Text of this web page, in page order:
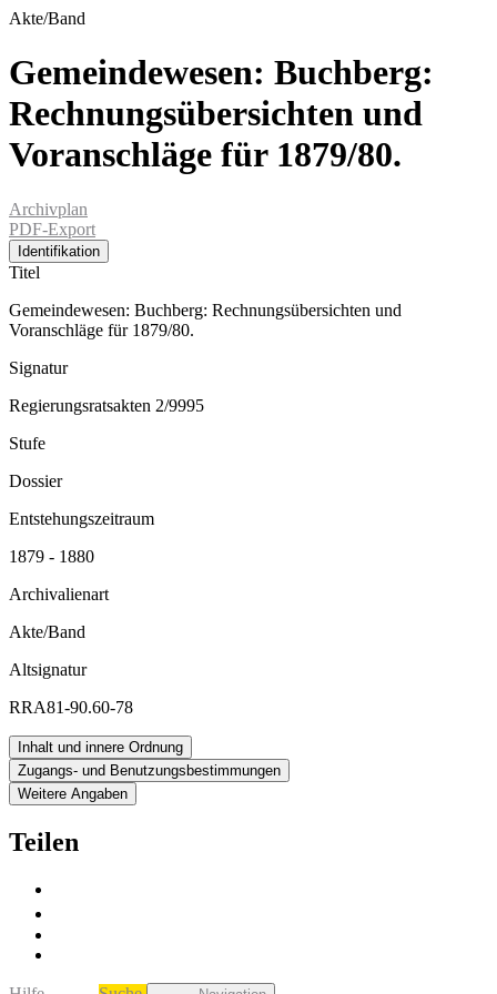
Akte/Band
Gemeindewesen: Buchberg:
Rechnungsübersichten und
Voranschläge für 1879/80.
Archivplan
PDF-Export
Identifikation
Titel
Gemeindewesen: Buchberg: Rechnungsübersichten und
Voranschläge für 1879/80.
Signatur
Regierungsratsakten 2/9995
Stufe
Dossier
Entstehungszeitraum
1879 - 1880
Archivalienart
Akte/Band
Altsignatur
RRA81-90.60-78
Inhalt und innere Ordnung
Zugangs- und Benutzungsbestimmungen
Weitere Angaben
Teilen